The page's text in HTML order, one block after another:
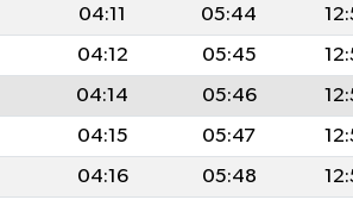
04:11 05:44
04:12 05:45
04:14 05:46
04:15 05:47
04:16 05:48